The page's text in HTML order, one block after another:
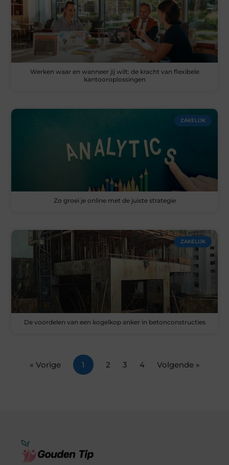
Werken waar en wanneer jij wilt: de kracht van flexibele
kantooroplossingen
ZAKELIJK
Zo groei je online met de juiste strategie
ZAKELIJK
De voordelen van een kogelkop anker in betonconstructies
« Vorige 1 2 3 4 Volgende »